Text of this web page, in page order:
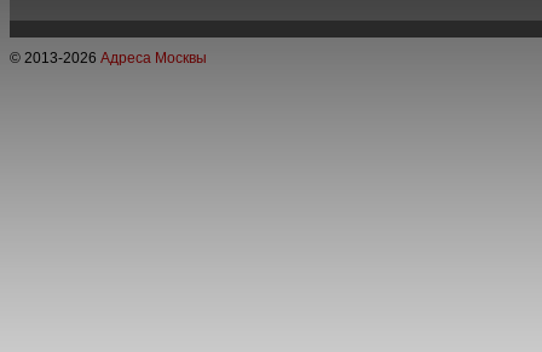
© 2013-2026 Адреса Москвы